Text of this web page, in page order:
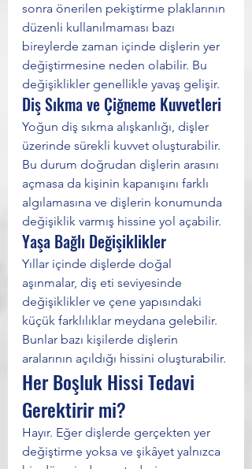
sonra önerilen pekiştirme plaklarının
düzenli kullanılmaması bazı
bireylerde zaman içinde dişlerin yer
değiştirmesine neden olabilir. Bu
değişiklikler genellikle yavaş gelişir.
Diş Sıkma ve Çiğneme Kuvvetleri
Yoğun diş sıkma alışkanlığı, dişler
üzerinde sürekli kuvvet oluşturabilir.
Bu durum doğrudan dişlerin arasını
açmasa da kişinin kapanışını farklı
algılamasına ve dişlerin konumunda
değişiklik varmış hissine yol açabilir.
Yaşa Bağlı Değişiklikler
Yıllar içinde dişlerde doğal
aşınmalar, diş eti seviyesinde
değişiklikler ve çene yapısındaki
küçük farklılıklar meydana gelebilir.
Bunlar bazı kişilerde dişlerin
aralarının açıldığı hissini oluşturabilir.
Her Boşluk Hissi Tedavi
Gerektirir mi?
Hayır. Eğer dişlerde gerçekten yer
değiştirme yoksa ve şikâyet yalnızca